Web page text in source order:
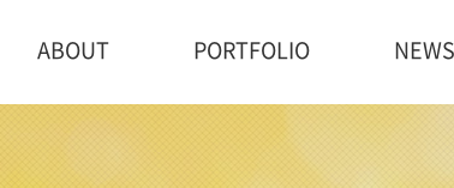
ABOUT PORTFOLIO NEWS